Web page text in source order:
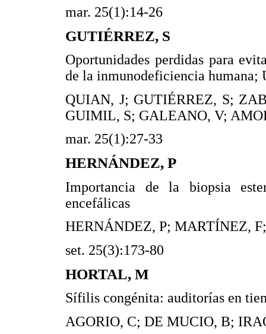
mar. 25(1):14-26
GUTIÉRREZ, S
Oportunidades perdidas para
de la inmunodeficiencia humana;
QUIAN, J; GUTIÉRREZ, S;
GUIMIL, S; GALEANO, V;
mar. 25(1):27-33
HERNÁNDEZ, P
Importancia de la biopsia
encefálicas
HERNÁNDEZ, P; MARTÍNEZ,
set. 25(3):173-80
HORTAL, M
Sífilis congénita: auditorías en
AGORIO, C; DE MUCIO, B;